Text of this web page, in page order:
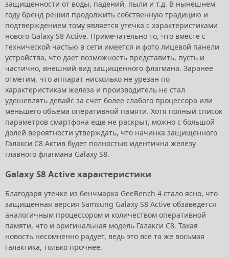
защищенности от воды, падений, пыли и т.д. В нынешнем
году бренд решил продолжить собственную традицию и
подтверждением тому является утечка с характеристиками
нового Galaxy S8 Active. Примечательно то, что вместе с
технической частью в сети имеется и фото лицевой панели
устройства, что дает возможность представить, пусть и
частично, внешний вид защищенного флагмана. Заранее
отметим, что аппарат нисколько не урезан по
характеристикам железа и производитель не стал
удешевлять девайс за счет более слабого процессора или
меньшего объема оперативной памяти. Хотя полный список
параметров смартфона еще не раскрыт, можно с большой
долей вероятности утверждать, что начинка защищенного
Галакси С8 Актив будет полностью идентична железу
главного флагмана Galaxy S8.
Galaxy S8 Active характеристики
Благодаря утечке из бенчмарка GeeBench 4 стало ясно, что
защищенная версия Samsung Galaxy S8 Active обзаведется
аналогичным процессором и количеством оперативной
памяти, что и оригинальная модель Галакси С8. Такая
новость несомненно радует, ведь это все та же восьмая
галактика, только прочнее.